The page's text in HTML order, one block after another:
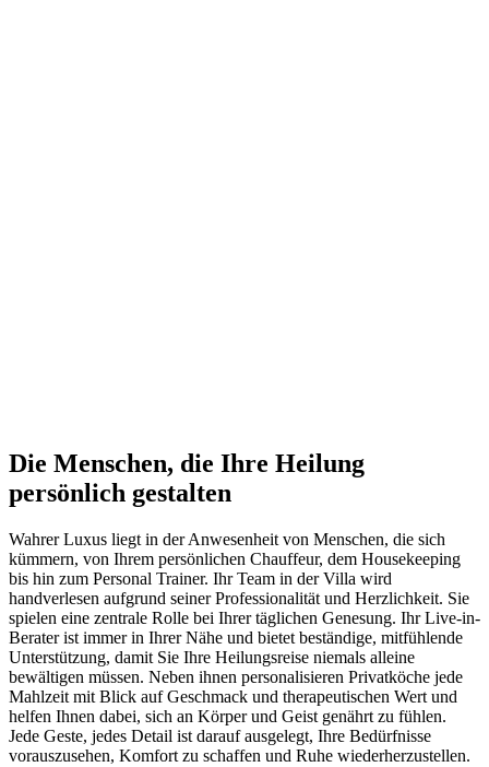
Die Menschen, die Ihre Heilung
persönlich gestalten
Wahrer Luxus liegt in der Anwesenheit von Menschen, die sich
kümmern, von Ihrem persönlichen Chauffeur, dem Housekeeping
bis hin zum Personal Trainer. Ihr Team in der Villa wird
handverlesen aufgrund seiner Professionalität und Herzlichkeit. Sie
spielen eine zentrale Rolle bei Ihrer täglichen Genesung. Ihr Live-in-
Berater ist immer in Ihrer Nähe und bietet beständige, mitfühlende
Unterstützung, damit Sie Ihre Heilungsreise niemals alleine
bewältigen müssen. Neben ihnen personalisieren Privatköche jede
Mahlzeit mit Blick auf Geschmack und therapeutischen Wert und
helfen Ihnen dabei, sich an Körper und Geist genährt zu fühlen.
Jede Geste, jedes Detail ist darauf ausgelegt, Ihre Bedürfnisse
vorauszusehen, Komfort zu schaffen und Ruhe wiederherzustellen.